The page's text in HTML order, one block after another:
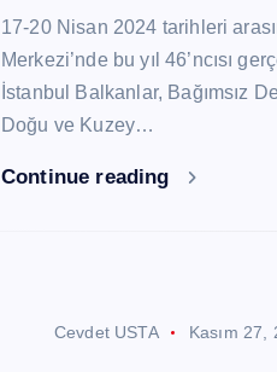
17-20 Nisan 2024 tarihleri
Merkezi’nde bu yıl 46’ncısı
İstanbul Balkanlar, Bağımsız
Doğu ve Kuzey…
Continue reading
Cevdet USTA Kasım 27,